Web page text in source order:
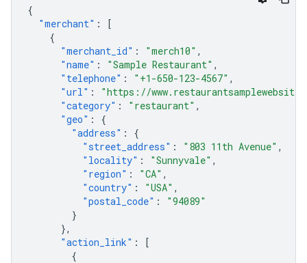
{
"merchant" :
[
{
"merchant_id" : "merch10" ,
"name" : "Sample Restaurant" ,
"telephone" : "+1-650-123-4567" ,
"url" :
"https://
"category" : "restaurant" ,
"geo" :
{
"address" :
{
"street_address" : "803 11th Avenue" ,
"locality" : "Sunnyvale" ,
"region" : "CA" ,
"country" : "USA" ,
"postal_code" :
"94089"
}
},
"action_link" :
[
{